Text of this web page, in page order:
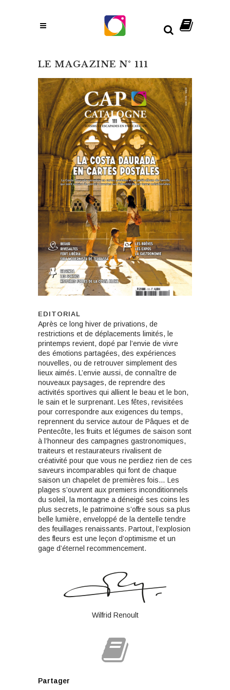
LE MAGAZINE N° 111
EDITORIAL
Après ce long hiver de privations, de
restrictions et de déplacements limités, le
printemps revient, dopé par l’envie de vivre
des émotions partagées, des expériences
nouvelles, ou de retrouver simplement des
lieux aimés. L’envie aussi, de connaître de
nouveaux paysages, de reprendre des
activités sportives qui allient le beau et le bon,
le sain et le surprenant. Les fêtes, revisitées
pour correspondre aux exigences du temps,
reprennent du service autour de Pâques et de
Pentecôte, les fruits et légumes de saison sont
à l’honneur des campagnes gastronomiques,
traiteurs et restaurateurs rivalisent de
créativité pour que vous ne perdiez rien de ces
saveurs incomparables qui font de chaque
saison un chapelet de premières fois… Les
plages s’ouvrent aux premiers inconditionnels
du soleil, la montagne a déneigé ses coins les
plus secrets, le patrimoine s’offre sous sa plus
belle lumière, enveloppé de la dentelle tendre
des feuillages renaissants. Partout, l’explosion
des fleurs est une leçon d’optimisme et un
gage d’éternel recommencement.
Wilfrid Renoult
Partager